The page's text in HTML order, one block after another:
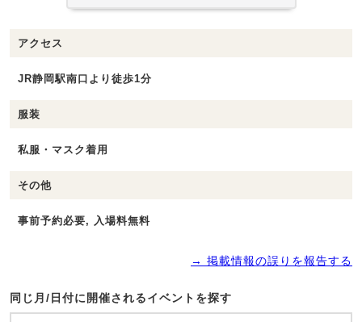
アクセス
JR静岡駅南口より徒歩1分
服装
私服・マスク着用
その他
事前予約必要, 入場料無料
→ 掲載情報の誤りを報告する
同じ月/日付に開催されるイベントを探す